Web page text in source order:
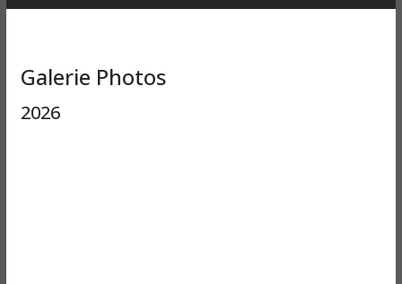
Galerie Photos
2026